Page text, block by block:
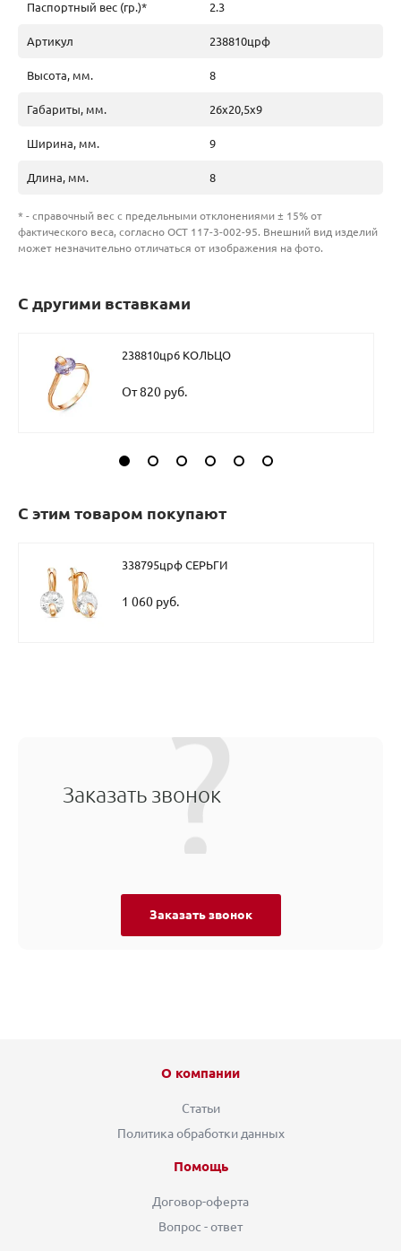
Паспортный вес (гр.)* 2.3
Артикул 238810црф
Высота, мм. 8
Габариты, мм. 26х20,5х9
Ширина, мм. 9
Длина, мм. 8
* - справочный вес с предельными отклонениями ± 15% от
фактического веса, согласно ОСТ 117-3-002-95. Внешний вид изделий
может незначительно отличаться от изображения на фото.
С другими вставками
238810цр6 КОЛЬЦО
От 820 руб.
С этим товаром покупают
338795црф СЕРЬГИ
1 060 руб.
Заказать звонок
Заказать звонок
О компании
Статьи
Политика обработки данных
Помощь
Договор-оферта
Вопрос - ответ